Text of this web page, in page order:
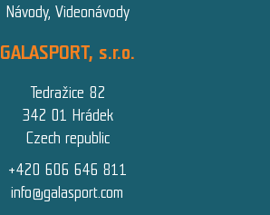
Návody, Videonávody
GALASPORT, s.r.o.
Tedražice 82
342 01 Hrádek
Czech republic
+420 606 646 811
info@galasport.com